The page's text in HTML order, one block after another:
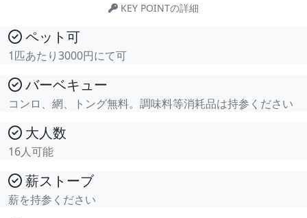
KEY POINTの詳細
ペット可
1匹あたり3000円にて可
バーベキュー
コンロ、網、トング無料。調味料等消耗品は持参ください
大人数
16人可能
薪ストーブ
薪を持参ください